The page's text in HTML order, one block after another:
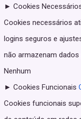
► Cookies
Cookies necessários
logins seguros e
não armazenam dados
Nenhum
► Cookies Funcionais
Cookies funcionais